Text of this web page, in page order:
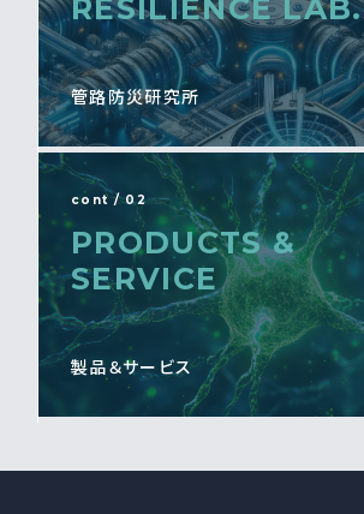
RESILIENCE LAB.
管路防災研究所
cont / 02
PRODUCTS &
SERVICE
製品＆サービス